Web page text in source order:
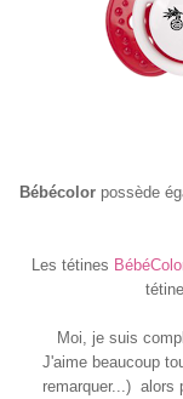
Bébécolor possède
Les tétines
Moi, je suis
J'aime beaucoup
remarquer...) alors